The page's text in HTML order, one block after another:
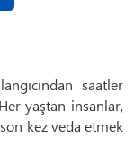
saatler
yaştan insanlar,
kez veda etmek